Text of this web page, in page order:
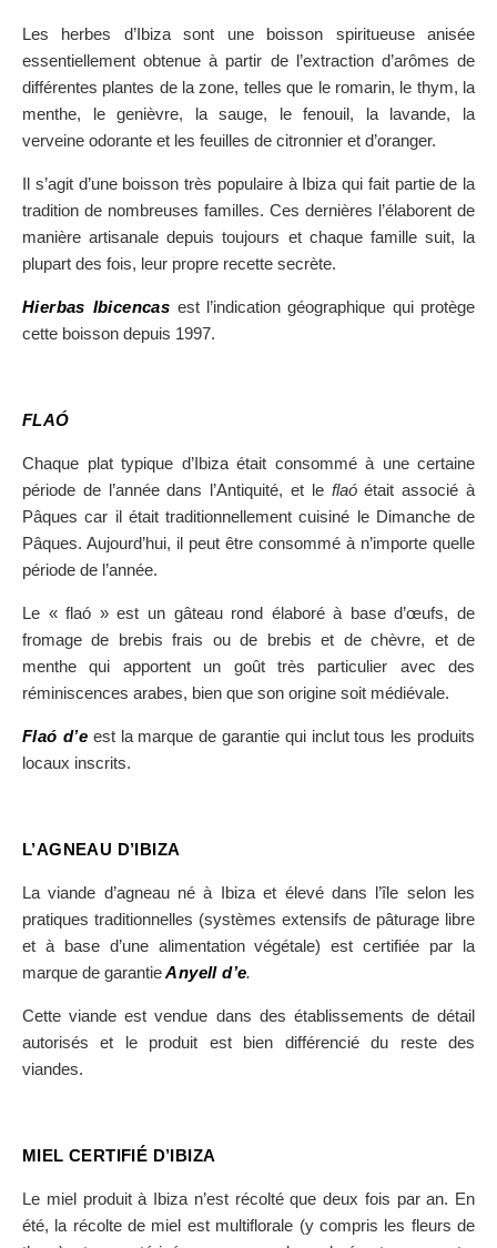
Les herbes d’Ibiza sont une boisson spiritueuse anisée
essentiellement obtenue à partir de l’extraction d’arômes de
différentes plantes de la zone, telles que le romarin, le thym, la
menthe, le genièvre, la sauge, le fenouil, la lavande, la
verveine odorante et les feuilles de citronnier et d’oranger.
Il s’agit d’une boisson très populaire à Ibiza qui fait partie de la
tradition de nombreuses familles. Ces dernières l’élaborent de
manière artisanale depuis toujours et chaque famille suit, la
plupart des fois, leur propre recette secrète.
Hierbas Ibicencas est l’indication géographique qui protège
cette boisson depuis 1997.
FLAÓ
Chaque plat typique d’Ibiza était consommé à une certaine
période de l’année dans l’Antiquité, et le flaóétait associé à
Pâques car il était traditionnellement cuisiné le Dimanche de
Pâques. Aujourd’hui, il peut être consommé à n’importe quelle
période de l’année.
Le « flaó » est un gâteau rond élaboré à base d’œufs, de
fromage de brebis frais ou de brebis et de chèvre, et de
menthe qui apportent un goût très particulier avec des
réminiscences arabes, bien que son origine soit médiévale.
Flaó d’e est la marque de garantie qui inclut tous les produits
locaux inscrits.
L’AGNEAU D’IBIZA
La viande d’agneau né à Ibiza et élevé dans l’île selon les
pratiques traditionnelles (systèmes extensifs de pâturage libre
et à base d’une alimentation végétale) est certifiée par la
marque de garantieAnyell d’e.
Cette viande est vendue dans des établissements de détail
autorisés et le produit est bien différencié du reste des
viandes.
MIEL CERTIFIÉ D’IBIZA
Le miel produit à Ibiza n’est récolté que deux fois par an. En
été, la récolte de miel est multiflorale (y compris les fleurs de